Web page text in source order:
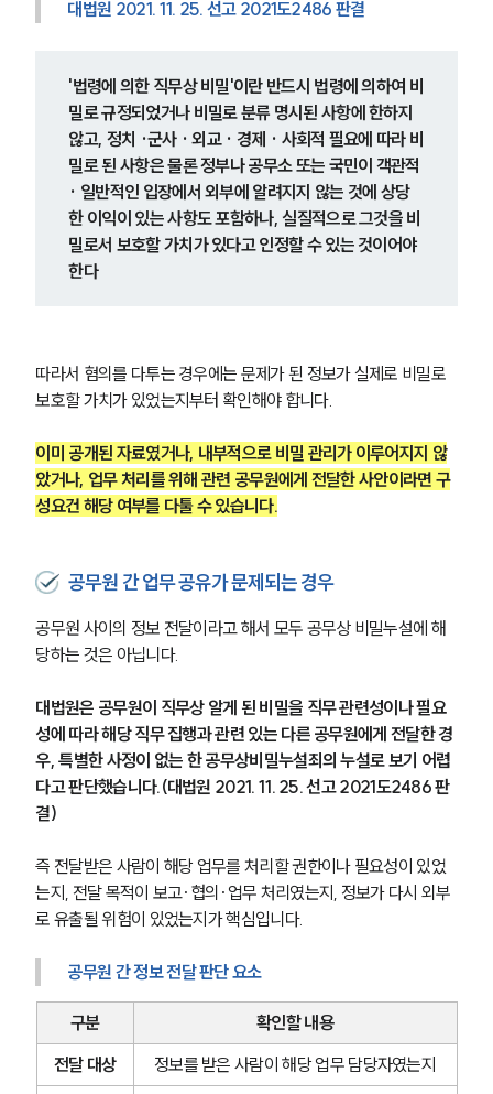
소식/자료
언론보도
공지사항
법률 블로그
법률서식
뉴스레터/브로슈어
대륜법률상담예약
대법원 2021. 11. 25. 선고 2021도2486 판결
'법령에 의한 직무상 비밀'이란 반드시 법령에 의하여 비
밀로 규정되었거나 비밀로 분류 명시된 사항에 한하지
않고, 정치 ·군사 · 외교 · 경제 · 사회적 필요에 따라 비
밀로 된 사항은 물론 정부나 공무소 또는 국민이 객관적
· 일반적인 입장에서 외부에 알려지지 않는 것에 상당
한 이익이 있는 사항도 포함하나, 실질적으로 그것을 비
밀로서 보호할 가치가 있다고 인정할 수 있는 것이어야
한다
따라서 혐의를 다투는 경우에는 문제가 된 정보가 실제로 비밀로
보호할 가치가 있었는지부터 확인해야 합니다.
이미 공개된 자료였거나, 내부적으로 비밀 관리가 이루어지지 않
았거나, 업무 처리를 위해 관련 공무원에게 전달한 사안이라면 구
성요건 해당 여부를 다툴 수 있습니다.
공무원 간 업무 공유가 문제되는 경우
공무원 사이의 정보 전달이라고 해서 모두 공무상 비밀누설에 해
당하는 것은 아닙니다.
대법원은 공무원이 직무상 알게 된 비밀을 직무 관련성이나 필요
성에 따라 해당 직무 집행과 관련 있는 다른 공무원에게 전달한 경
우, 특별한 사정이 없는 한 공무상비밀누설죄의 누설로 보기 어렵
다고 판단했습니다.(대법원 2021. 11. 25. 선고 2021도2486 판
결)
즉 전달받은 사람이 해당 업무를 처리할 권한이나 필요성이 있었
는지, 전달 목적이 보고·협의·업무 처리였는지, 정보가 다시 외부
로 유출될 위험이 있었는지가 핵심입니다.
공무원 간 정보 전달 판단 요소
구분
확인할 내용
전달 대상
정보를 받은 사람이 해당 업무 담당자였는지